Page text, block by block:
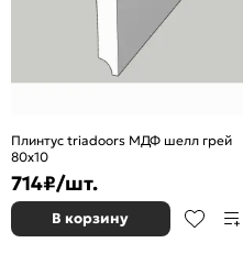
Плинтус triadoors МДФ шелл грей
80x10
714₽/шт.
В корзину